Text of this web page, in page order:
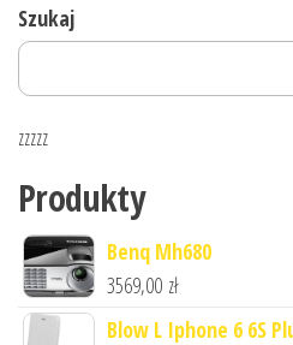
Szukaj
zzzzz
Produkty
Benq Mh680
3569,00 zł
Blow L Iphone 6 6S